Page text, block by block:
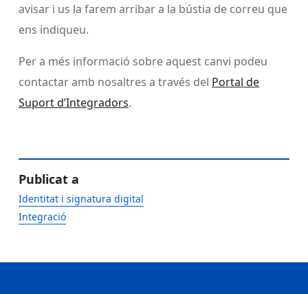
avisar i us la farem arribar a la bústia de correu que
ens indiqueu.
Per a més informació sobre aquest canvi podeu
contactar amb nosaltres a través del Portal de
Suport d’Integradors.
Publicat a
Identitat i signatura digital
Integració